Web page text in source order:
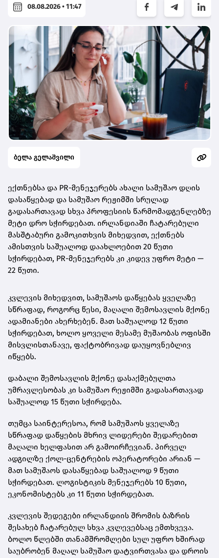
08.08.2026 • 11:47
ბელა გელაშვილი
ექთნებსა და PR-მენეჯერებს ახალი სამუშაო დღის
დასაწყებად და სამუშაო რეჟიმში სრულად
გადასართავად სხვა პროფესიის წარმომადგენლებზე
მეტი დრო სჭირდებათ. ირლანდიაში ჩატარებული
მასშტაბური გამოკითხვის მიხედვით, ექთნებს
ამისთვის საშუალოდ დაახლოებით 20 წუთი
სჭირდებათ, PR-მენეჯერებს კი კიდევ უფრო მეტი —
22 წუთი.
კვლევის მიხედვით, სამუშაოს დაწყებას ყველაზე
სწრაფად, როგორც წესი, მაღალი შემოსავლის მქონე
ადამიანები ახერხებენ. მათ საშუალოდ 12 წუთი
სჭირდებათ, ხოლო ყოველი მესამე მუშაობას ოფისში
მისვლისთანავე, ფაქტობრივად დაუყოვნებლივ
იწყებს.
დაბალი შემოსავლის მქონე დასაქმებულთა
უმრავლესობას კი სამუშაო რეჟიმში გადასართავად
საშუალოდ 15 წუთი სჭირდება.
თუმცა საინტერესოა, რომ სამუშაოს ყველაზე
სწრაფად დაწყების მხრივ ლიდერები შედარებით
მაღალი ხელფასით არ გამოირჩევიან. პირველ
ადგილზე ქოლ-ცენტრების ოპერატორები არიან —
მათ სამუშაოს დასაწყებად საშუალოდ 9 წუთი
სჭირდებათ. ლოგისტიკის მენეჯერებს 10 წუთი,
ეკონომისტებს კი 11 წუთი სჭირდებათ.
კვლევის შედეგები ირლანდიის შრომის ბაზრის
შესახებ ჩატარებულ სხვა კვლევებსაც ემთხვევა.
ბოლო წლებში თანამშრომლები სულ უფრო ხშირად
საუბრობენ მაღალ სამუშაო დატვირთვასა და დროის